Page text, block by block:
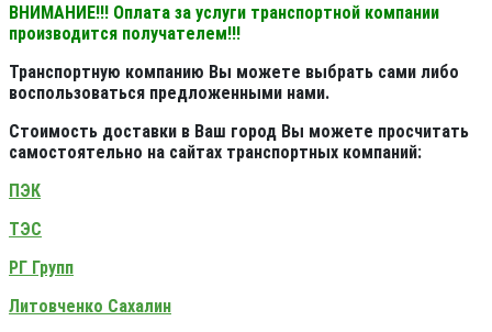
ВНИМАНИЕ!!! Оплата за услуги транспортной компании
производится получателем!!!
Транспортную компанию Вы можете выбрать сами либо
воспользоваться предложенными нами.
Стоимость доставки в Ваш город Вы можете просчитать
самостоятельно на сайтах транспортных компаний:
ПЭК
ТЭС
РГ Групп
Литовченко Сахалин